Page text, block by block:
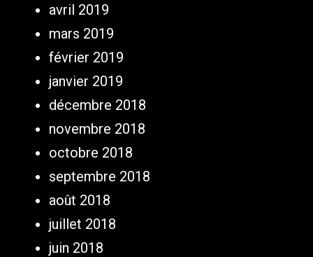
avril 2019
mars 2019
février 2019
janvier 2019
décembre 2018
novembre 2018
octobre 2018
septembre 2018
août 2018
juillet 2018
juin 2018